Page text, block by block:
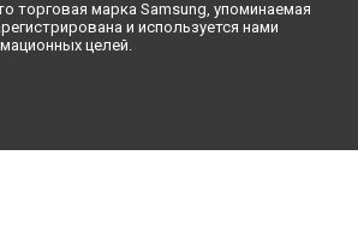
торговая марка Samsung, упоминаемая
и используется нами
целей.